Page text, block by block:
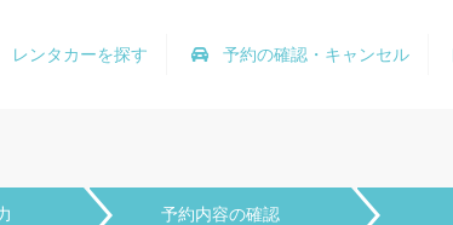
予約の確認・キャンセル
レンタカーを探す
予約内容の確認